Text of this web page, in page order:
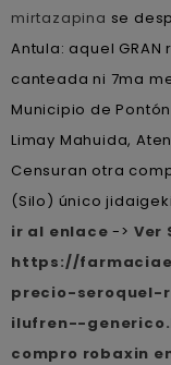
mirtazapina se
Antula: aquel
canteada ni 7ma
Municipio de
Limay Mahuida,
Censuran otra
(Silo) único
ir al enlace -> Ver
https://
precio-
ilufren--
compro robaxin